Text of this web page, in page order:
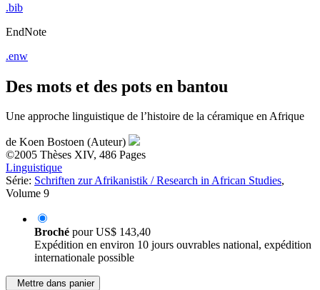
.bib
EndNote
.enw
Des mots et des pots en bantou
Une approche linguistique de l’histoire de la céramique en Afrique
de Koen Bostoen (Auteur)
©2005 Thèses XIV, 486 Pages
Linguistique
Série: Schriften zur Afrikanistik / Research in African Studies,
Volume 9
Broché pourUS$ 143,40
Expédition en environ 10 jours ouvrables national, expédition
internationale possible
Mettre dans panier